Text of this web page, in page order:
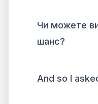
Чи можете
шанс?
And so I